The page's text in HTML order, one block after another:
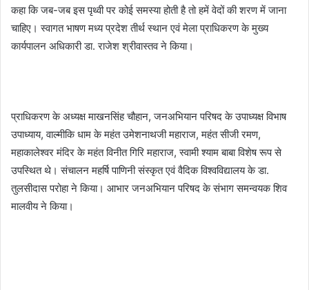
कहा कि जब-जब इस पृथ्वी पर कोई समस्या होती है तो हमें वेदों की शरण में जाना
चाहिए। स्वागत भाषण मध्य प्रदेश तीर्थ स्थान एवं मेला प्राधिकरण के मुख्य
कार्यपालन अधिकारी डा. राजेश श्रीवास्तव ने किया।
प्राधिकरण के अध्यक्ष माखनसिंह चौहान, जनअभियान परिषद के उपाध्यक्ष विभाष
उपाध्याय, वाल्मीकि धाम के महंत उमेशनाथजी महाराज, महंत सीजी रमण,
महाकालेश्वर मंदिर के महंत विनीत गिरि महाराज, स्वामी श्याम बाबा विशेष रूप से
उपस्थित थे। संचालन महर्षि पाणिनी संस्कृत एवं वैदिक विश्वविद्यालय के डा.
तुलसीदास परोहा ने किया। आभार जनअभियान परिषद के संभाग समन्वयक शिव
मालवीय ने किया।